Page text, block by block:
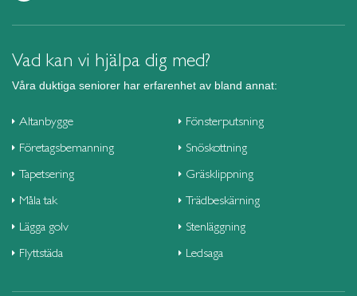
Vad kan vi hjälpa dig med?
Våra duktiga seniorer har erfarenhet av bland annat:
Altanbygge
Företagsbemanning
Tapetsering
Måla tak
Lägga golv
Flyttstäda
Fönsterputsning
Snöskottning
Gräsklippning
Trädbeskärning
Stenläggning
Ledsaga